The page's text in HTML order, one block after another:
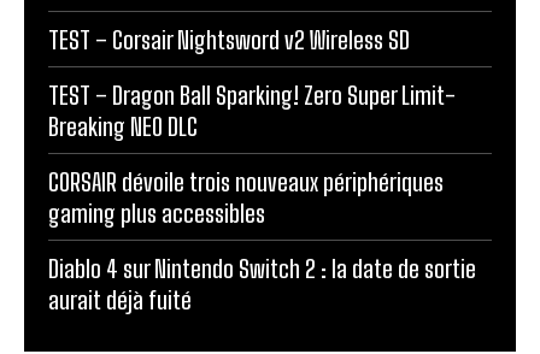
TEST – Corsair Nightsword v2 Wireless SD
TEST – Dragon Ball Sparking! Zero Super Limit-
Breaking NEO DLC
CORSAIR dévoile trois nouveaux périphériques
gaming plus accessibles
Diablo 4 sur Nintendo Switch 2 : la date de sortie
aurait déjà fuité